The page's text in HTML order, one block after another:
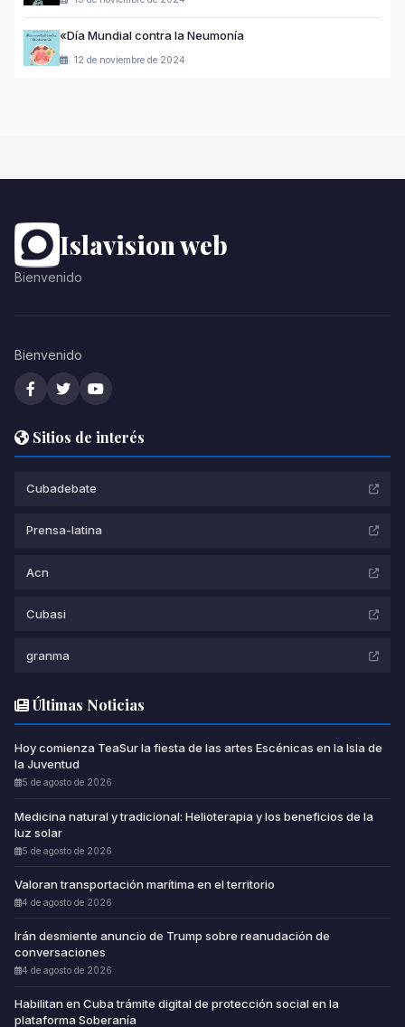
«Día Mundial contra la Neumonía
12 de noviembre de 2024
Islavision web
Bienvenido
Bienvenido
Sitios de interés
Cubadebate
Prensa-latina
Acn
Cubasi
granma
Últimas Noticias
Hoy comienza TeaSur la fiesta de las artes Escénicas en la Isla de
la Juventud
5 de agosto de 2026
Medicina natural y tradicional: Helioterapia y los beneficios de la
luz solar
5 de agosto de 2026
Valoran transportación marítima en el territorio
4 de agosto de 2026
Irán desmiente anuncio de Trump sobre reanudación de
conversaciones
4 de agosto de 2026
Habilitan en Cuba trámite digital de protección social en la
plataforma Soberanía